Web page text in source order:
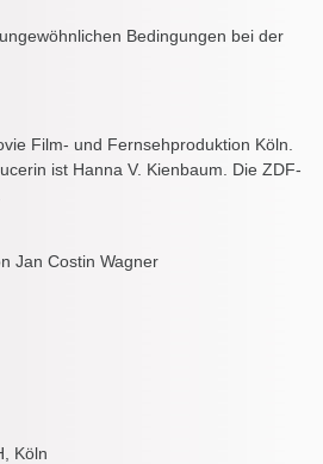
Bedingungen bei der
Film- und Fernsehproduktion Köln.
ist Hanna V. Kienbaum. Die ZDF-
Jan Costin Wagner
Köln